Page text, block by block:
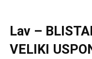
Lav –
VELIKI